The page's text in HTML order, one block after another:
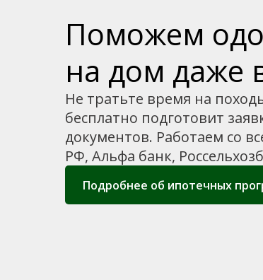
Поможем
на дом даже
Не тратьте время на
бесплатно подготовит
документов. Работаем со
РФ, Альфа банк,
Подробнее об ипотечных